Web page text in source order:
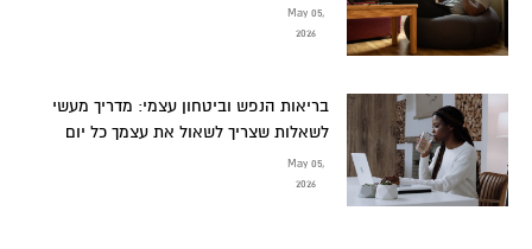
May 05,
2026
בריאות הנפש וביטחון עצמי: מדריך מעשי
לשאלות שצריך לשאול את עצמך כל יום
May 05,
2026